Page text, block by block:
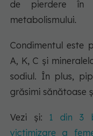
de pierdere în
metabolismului.
Condimentul este
A, K, C și
sodiul. În plus,
grăsimi sănătoase
Vezi și: 1 din 3
victimizare a